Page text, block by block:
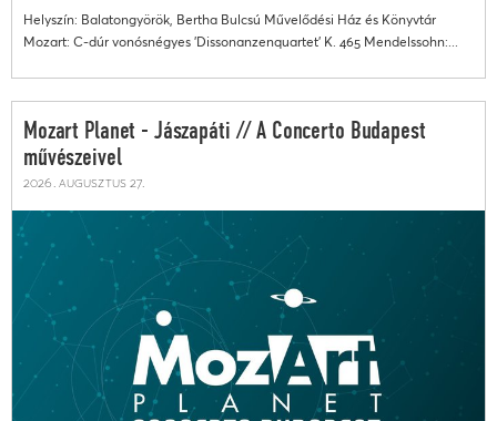
Helyszín: Balatongyörök, Bertha Bulcsú Művelődési Ház és Könyvtár
Mozart: C-dúr vonósnégyes 'Dissonanzenquartet' K. 465 Mendelssohn:...
Mozart Planet - Jászapáti // A Concerto Budapest
művészeivel
2026. augusztus 27.